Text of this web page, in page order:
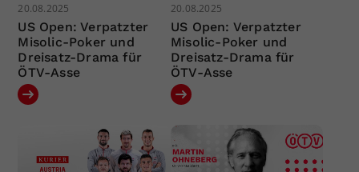
20.08.2025
US Open: Verpatzter
Misolic-Poker und
Dreisatz-Drama für
ÖTV-Asse
20.08.2025
US Open: Verpatzter
Misolic-Poker und
Dreisatz-Drama für
ÖTV-Asse